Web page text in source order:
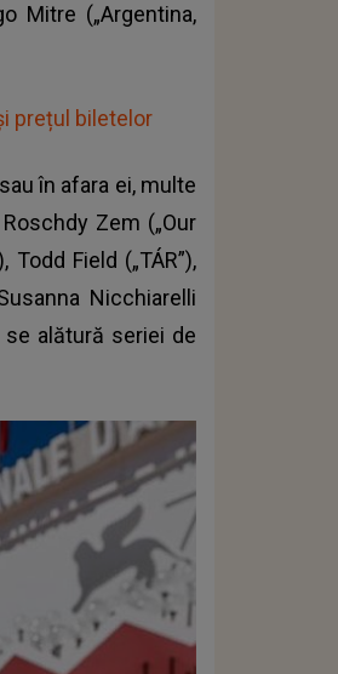
Mitre („Argentina,
prețul biletelor
în afara ei, multe
Zem („Our
Todd Field („TÁR”),
Nicchiarelli
se alătură seriei de